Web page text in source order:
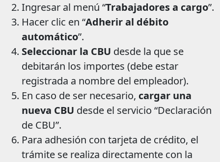
Ingresar al menú “Trabajadores a cargo”.
Hacer clic en “Adherir al débito
automático”.
Seleccionar la CBU desde la que se
debitarán los importes (debe estar
registrada a nombre del empleador).
En caso de ser necesario, cargar una
nueva CBU desde el servicio “Declaración
de CBU”.
Para adhesión con tarjeta de crédito, el
trámite se realiza directamente con la